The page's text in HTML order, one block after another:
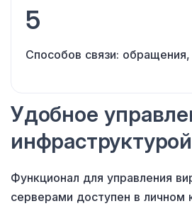
5
Способов связи:
Удобное
инфраструктурой
Функционал для управления
серверами доступен в личном